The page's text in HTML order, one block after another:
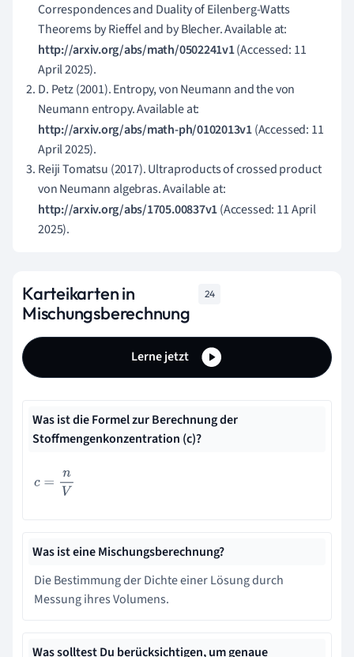
Correspondences and Duality of Eilenberg-Watts
Theorems by Rieffel and by Blecher. Available at:
http://arxiv.org/abs/math/0502241v1(Accessed: 11
April 2025).
D. Petz (2001). Entropy, von Neumann and the von
Neumann entropy. Available at:
http://arxiv.org/abs/math-ph/0102013v1(Accessed: 11
April 2025).
Reiji Tomatsu (2017). Ultraproducts of crossed product
von Neumann algebras. Available at:
http://arxiv.org/abs/1705.00837v1(Accessed: 11 April
2025).
Karteikarten in
Mischungsberechnung
24
Lerne jetzt
Was ist die Formel zur Berechnung der
Stoffmengenkonzentration (c)?
c= nV
Was ist eine Mischungsberechnung?
Die Bestimmung der Dichte einer Lösung durch
Messung ihres Volumens.
Was solltest Du berücksichtigen, um genaue